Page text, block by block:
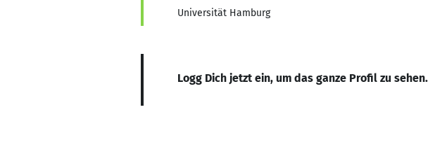
Universität Hamburg
Logg Dich jetzt ein, um das ganze Profil zu sehen.